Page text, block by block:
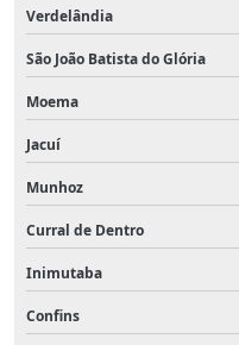
Verdelândia
São João Batista do Glória
Moema
Jacuí
Munhoz
Curral de Dentro
Inimutaba
Confins